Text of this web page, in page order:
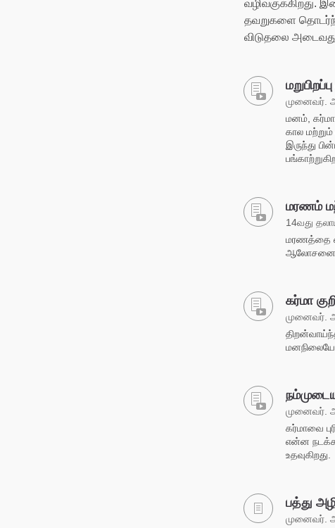
வழிவகுக்கிறது.
தவறுகளை
விடுதலை
முனைவர்.
மனம்,
கால
இருந்து
மரணம்
14வது
மரணத்தை
ஆலோசனை
கர்மா
முனைவர்.
மனநிலையே
முனைவர்.
கர்மாவை
என்ன
உதவுகிறது.
பத்து
முனைவர்.